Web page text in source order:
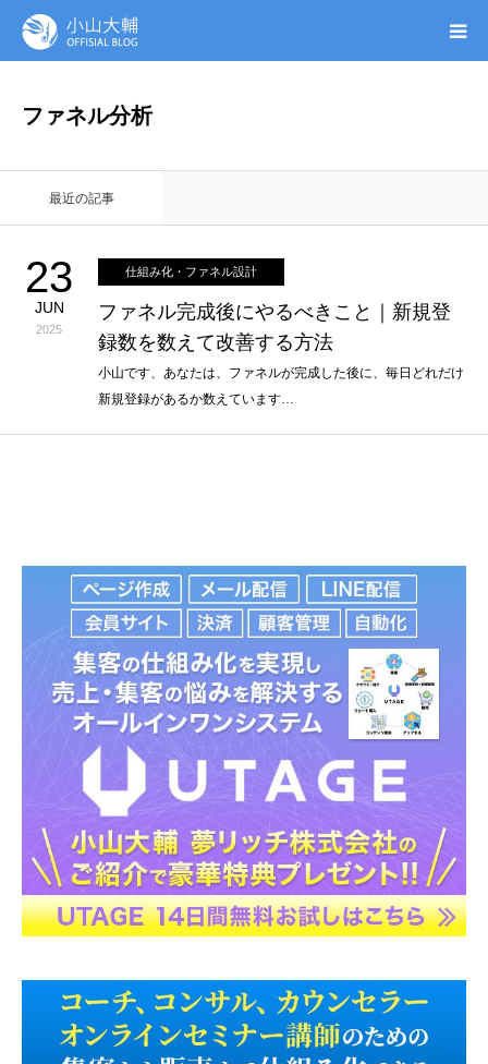
ファネル分析
最近の記事
23
JUN
2025
仕組み化・ファネル設計
ファネル完成後にやるべきこと｜新規登
録数を数えて改善する方法
小山です、あなたは、ファネルが完成した後に、毎日どれだけ
新規登録があるか数えています…
無料ガイドブック
オンシク本
プロフィール